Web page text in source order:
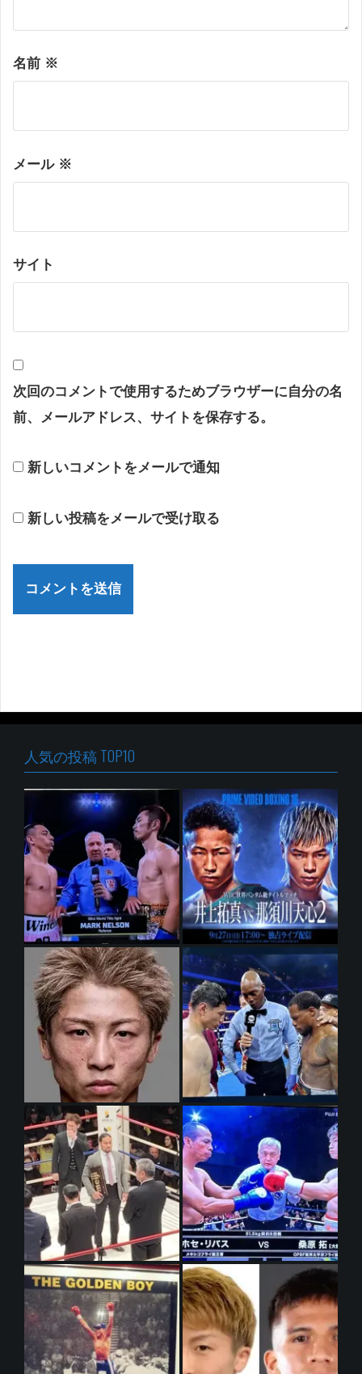
名前 ※
メール ※
サイト
次回のコメントで使用するためブラウザーに自分の名
前、メールアドレス、サイトを保存する。
新しいコメントをメールで通知
新しい投稿をメールで受け取る
人気の投稿 TOP10